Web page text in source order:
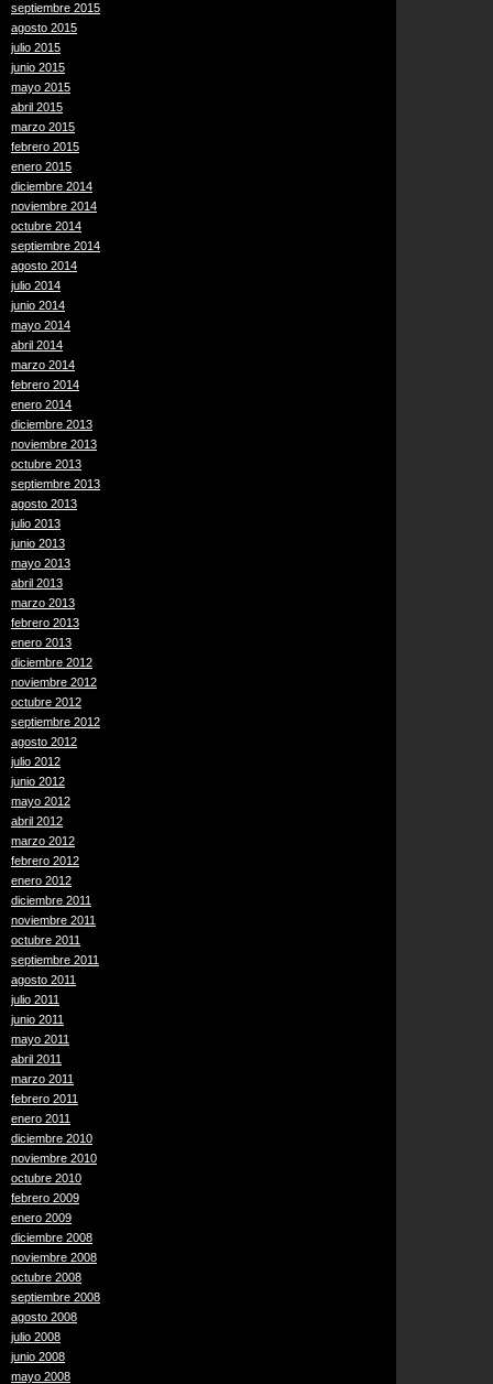
septiembre 2015
agosto 2015
julio 2015
junio 2015
mayo 2015
abril 2015
marzo 2015
febrero 2015
enero 2015
diciembre 2014
noviembre 2014
octubre 2014
septiembre 2014
agosto 2014
julio 2014
junio 2014
mayo 2014
abril 2014
marzo 2014
febrero 2014
enero 2014
diciembre 2013
noviembre 2013
octubre 2013
septiembre 2013
agosto 2013
julio 2013
junio 2013
mayo 2013
abril 2013
marzo 2013
febrero 2013
enero 2013
diciembre 2012
noviembre 2012
octubre 2012
septiembre 2012
agosto 2012
julio 2012
junio 2012
mayo 2012
abril 2012
marzo 2012
febrero 2012
enero 2012
diciembre 2011
noviembre 2011
octubre 2011
septiembre 2011
agosto 2011
julio 2011
junio 2011
mayo 2011
abril 2011
marzo 2011
febrero 2011
enero 2011
diciembre 2010
noviembre 2010
octubre 2010
febrero 2009
enero 2009
diciembre 2008
noviembre 2008
octubre 2008
septiembre 2008
agosto 2008
julio 2008
junio 2008
mayo 2008